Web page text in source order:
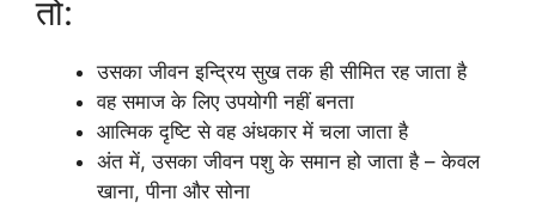
तो:
उसका जीवन इन्द्रिय सुख तक ही सीमित रह जाता है
वह समाज के लिए उपयोगी नहीं बनता
आत्मिक दृष्टि से वह अंधकार में चला जाता है
अंत में, उसका जीवन पशु के समान हो जाता है – केवल
खाना, पीना और सोना